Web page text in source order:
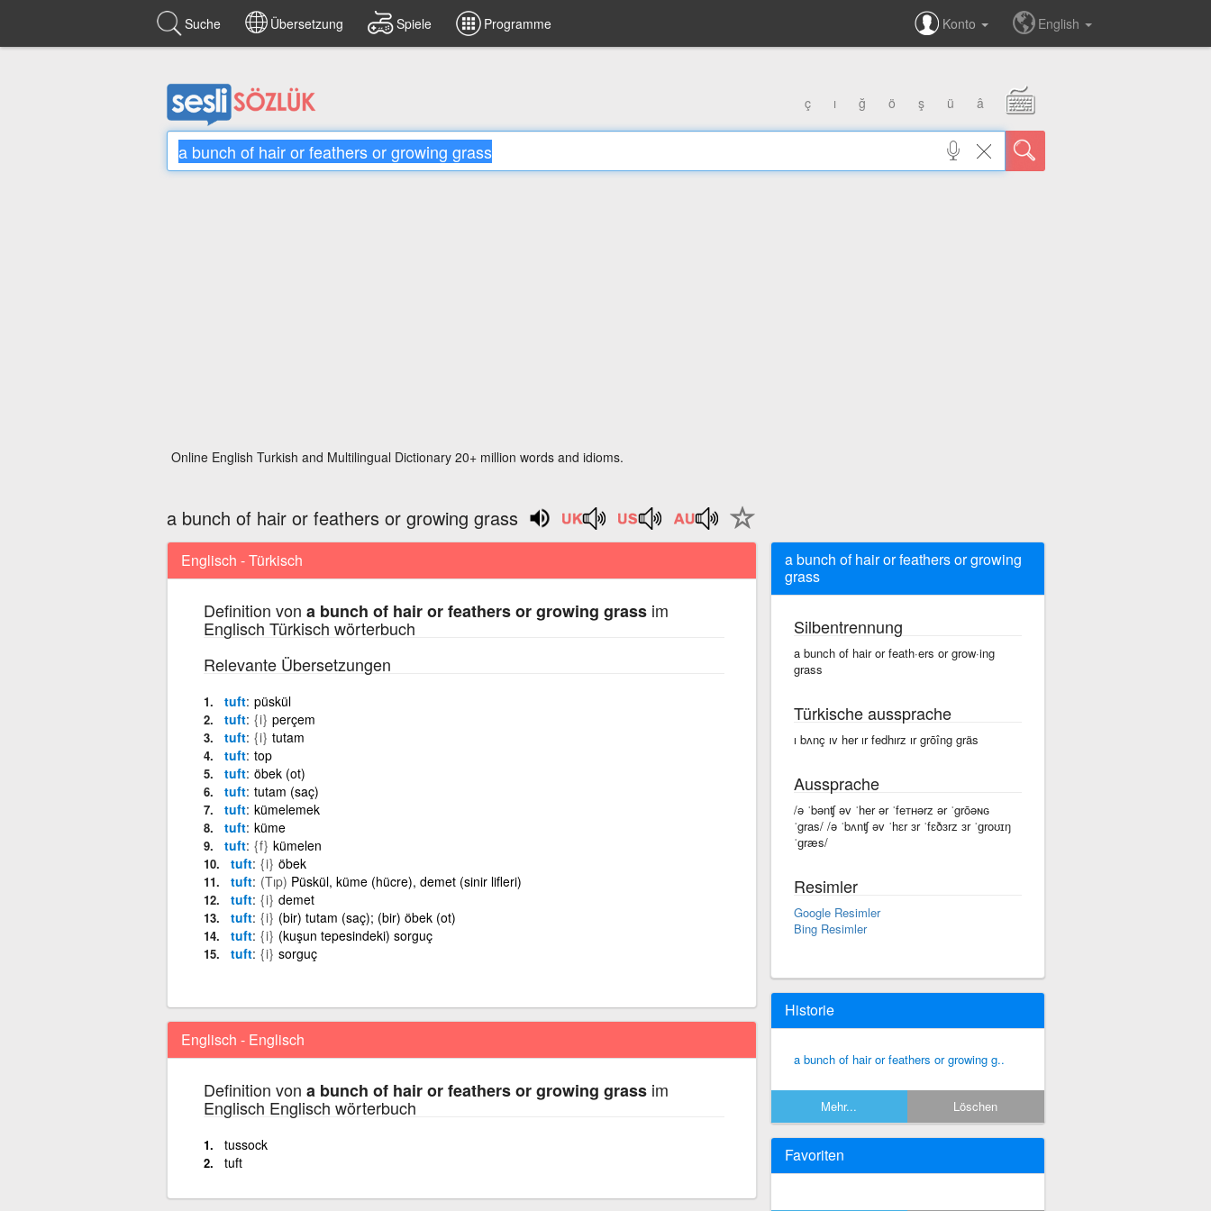
Suche Übersetzung Spiele Programme Konto English
ç ı ğ ö ş ü â
Online English Turkish and Multilingual Dictionary 20+ million words and idioms.
a bunch of hair or feathers or growing grass
Englisch - Türkisch
Definition von a bunch of hair or feathers or growing grassim
Englisch Türkisch wörterbuch
Relevante Übersetzungen
tuft püskül
tuft {i} perçem
tuft {i} tutam
tuft top
tuft öbek (ot)
tuft tutam (saç)
tuft kümelemek
tuft küme
tuft {f} kümelen
tuft {i} öbek
tuft (Tıp) Püskül, küme (hücre), demet (sinir lifleri)
tuft {i} demet
tuft {i} (bir) tutam (saç); (bir) öbek (ot)
tuft {i} (kuşun tepesindeki) sorguç
tuft {i} sorguç
Englisch - Englisch
Definition von a bunch of hair or feathers or growing grassim
Englisch Englisch wörterbuch
tussock
tuft
a bunch of hair or feathers or growing
grass
Silbentrennung
a bunch of hair or feath·ers or grow·ing
grass
Türkische aussprache
ı bʌnç ıv her ır fedhırz ır grōîng gräs
Aussprache
/ə ˈbənʧ əv ˈher ər ˈfeᴛʜərz ər ˈgrōəɴɢ
ˈgras/ /ə ˈbʌnʧ əv ˈhɛr ɜr ˈfɛðɜrz ɜr ˈɡroʊɪŋ
ˈɡræs/
Resimler
Google Resimler
Bing Resimler
Historie
a bunch of hair or feathers or growing g..
Mehr... Löschen
Favoriten